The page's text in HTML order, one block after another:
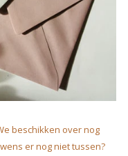
beschikken over nog
er nog niet tussen?